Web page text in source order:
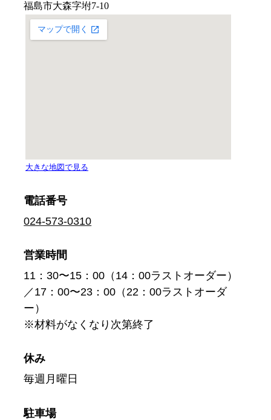
電話番号
024-573-0310
営業時間
11：30〜15：00（14：00ラストオーダー）
／17：00〜23：00（22：00ラストオーダ
ー）
※材料がなくなり次第終了
休み
毎週月曜日
駐車場